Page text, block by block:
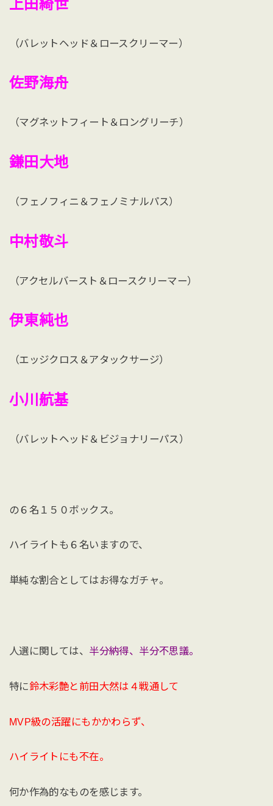
上田綺世
（バレットヘッド＆ロースクリーマー）
佐野海舟
（マグネットフィート＆ロングリーチ）
鎌田大地
（フェノフィニ＆フェノミナルパス）
中村敬斗
（アクセルバースト＆ロースクリーマー）
伊東純也
（エッジクロス＆アタックサージ）
小川航基
（バレットヘッド＆ビジョナリーパス）
の６名１５０ボックス。
ハイライトも６名いますので、
単純な割合としてはお得なガチャ。
人選に関しては、 半分納得、半分不思議。
特に鈴木彩艶と前田大然は４戦通して
MVP級の活躍にもかかわらず、
ハイライトにも不在。
何か作為的なものを感じます。